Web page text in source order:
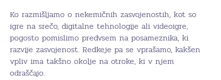
Ko razmišljamo o nekemičnih zasvojenostih, kot so
igre na srečo, digitalne tehnologije ali videoigre,
pogosto pomislimo predvsem na posameznika, ki
razvije zasvojenost. Redkeje pa se vprašamo, kakšen
vpliv ima takšno okolje na otroke, ki v njem
odraščajo.